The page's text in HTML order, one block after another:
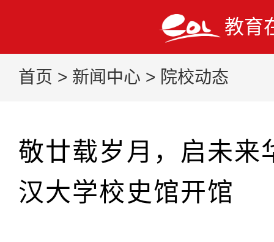
教育
首页 > 新闻中心 > 院校动态
敬廿载岁月，启未来
汉大学校史馆开馆